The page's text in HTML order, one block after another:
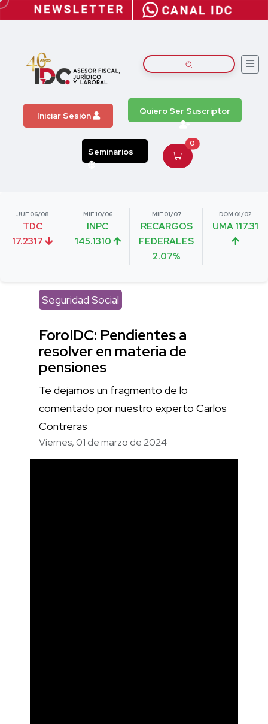
Iniciar Sesión Quiero Ser Suscriptor
Seminarios
0
JUE 06/08
TDC
17.2317
MIE 10/06
INPC
145.1310
MIE 01/07
RECARGOS
FEDERALES
2.07%
DOM 01/02
UMA 117.31
Seguridad Social
ForoIDC: Pendientes a
resolver en materia de
pensiones
Te dejamos un fragmento de lo
comentado por nuestro experto Carlos
Contreras
Viernes, 01 de marzo de 2024